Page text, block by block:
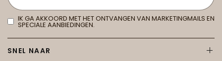
IK GA AKKOORD MET HET ONTVANGEN VAN MARKETINGMAILS EN
SPECIALE AANBIEDINGEN.
SNEL NAAR